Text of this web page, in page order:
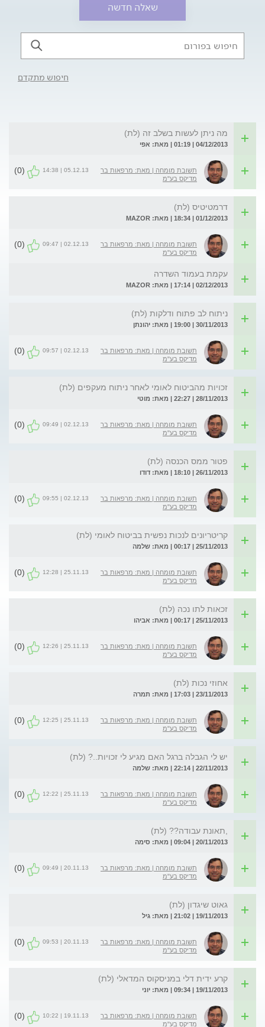
שאלה חדשה
חיפוש מתקדם
מה ניתן לעשות בשלב זה (לת)
04/12/2013 | 01:19 | מאת: אפי
תשובת מומחה | מאת: מרפאות בר
מדיקס בע"מ
05.12.13 | 14:38
(0)
דרמטיטיס (לת)
01/12/2013 | 18:34 | מאת: MAZOR
תשובת מומחה | מאת: מרפאות בר
מדיקס בע"מ
02.12.13 | 09:47
(0)
עקמת בעמוד השדרה
02/12/2013 | 17:14 | מאת: MAZOR
ניתוח לב פתוח ודלקות (לת)
30/11/2013 | 19:00 | מאת: יהונתן
תשובת מומחה | מאת: מרפאות בר
מדיקס בע"מ
02.12.13 | 09:57
(0)
זכויות מהביטוח לאומי לאחר ניתוח מעקפים (לת)
28/11/2013 | 22:27 | מאת: מוטי
תשובת מומחה | מאת: מרפאות בר
מדיקס בע"מ
02.12.13 | 09:49
(0)
פטור ממס הכנסה (לת)
26/11/2013 | 18:10 | מאת: דודו
תשובת מומחה | מאת: מרפאות בר
מדיקס בע"מ
02.12.13 | 09:55
(0)
קריטריונים לנכות נפשית בביטוח לאומי (לת)
25/11/2013 | 00:17 | מאת: שלמה
תשובת מומחה | מאת: מרפאות בר
מדיקס בע"מ
25.11.13 | 12:28
(0)
זכאות לתו נכה (לת)
25/11/2013 | 00:17 | מאת: אביהו
תשובת מומחה | מאת: מרפאות בר
מדיקס בע"מ
25.11.13 | 12:26
(0)
אחוזי נכות (לת)
23/11/2013 | 17:03 | מאת: תמרה
תשובת מומחה | מאת: מרפאות בר
מדיקס בע"מ
25.11.13 | 12:25
(0)
יש לי הגבלה ברגל האם מגיע לי זכויות..? (לת)
22/11/2013 | 22:14 | מאת: שלמה
תשובת מומחה | מאת: מרפאות בר
מדיקס בע"מ
25.11.13 | 12:22
(0)
,תאונת עבודה?? (לת)
20/11/2013 | 09:04 | מאת: סימה
תשובת מומחה | מאת: מרפאות בר
מדיקס בע"מ
20.11.13 | 09:49
(0)
גאוט שיגדון (לת)
19/11/2013 | 21:02 | מאת: גיל
תשובת מומחה | מאת: מרפאות בר
מדיקס בע"מ
20.11.13 | 09:53
(0)
קרע ידית דלי במניסקוס המדאלי (לת)
19/11/2013 | 09:34 | מאת: יוני
תשובת מומחה | מאת: מרפאות בר
מדיקס בע"מ
19.11.13 | 10:22
(0)